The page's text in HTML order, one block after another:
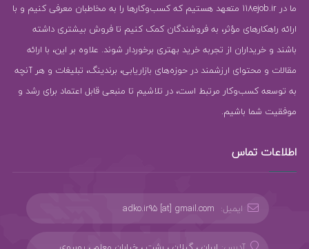
ما در 118ejob.ir متعهد هستیم که کسب‌وکارها را به مخاطبان معرفی کنیم و با
ارائه راهکارهای مؤثر، به فروشندگان کمک کنیم تا فروش بیشتری داشته
باشند و خریداران از تجربه خرید بهتری برخوردار شوند. علاوه بر این، با ارائه
مقالات و محتوای ارزشمند در حوزه‌های بازاریابی، برندینگ، تبلیغات و هر آنچه
به توسعه کسب‌وکار مرتبط است، در تلاشیم تا منبعی قابل اعتماد برای رشد و
موفقیت شما باشیم.
اطلاعات تماس
ایمیل: adko.ir95 [at] gmail.com